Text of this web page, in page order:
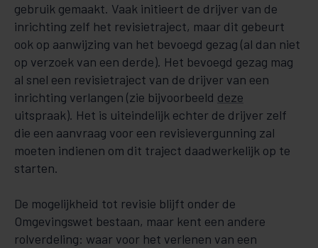
gebruik gemaakt. Vaak initieert de drijver van de
inrichting zelf het revisietraject, maar dit gebeurt
ook op aanwijzing van het bevoegd gezag (al dan niet
op verzoek van een derde). Het bevoegd gezag mag
al snel een revisietraject van de drijver van een
inrichting verlangen (zie bijvoorbeeld deze
uitspraak). Het is uiteindelijk echter de drijver zelf
die een aanvraag voor een revisievergunning zal
moeten indienen om dit traject daadwerkelijk op te
starten.
De mogelijkheid tot revisie blijft onder de
Omgevingswet bestaan, maar kent een andere
rolverdeling: waar voor het verlenen van een